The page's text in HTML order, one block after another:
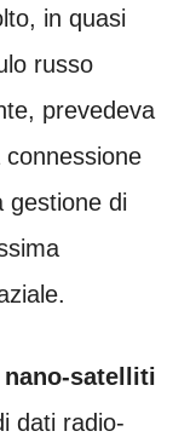
in quasi
russo
prevedeva
gestione di
nano-satelliti
dati radio-